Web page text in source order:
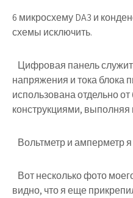
6 микросхему DA3 и
схемы исключить.
Цифровая панель
напряжения и тока блока
использована отдельно
конструкциями,
Вольтметр и амперметр
Вот несколько фото
видно, что я еще